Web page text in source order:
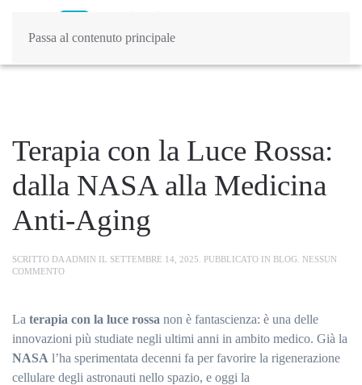
Passa al contenuto principale
Tag:terapia dolore cronico
Terapia con la Luce Rossa:
dalla NASA alla Medicina
Anti-Aging
SCRITTO DA ADMIN IL SETTEMBRE 14, 2025 . PUBBLICATO IN BLOG
NESSUN
COMMENTOSU
LUCE
DALLA
NASA
ALLA
MEDICINA
La terapia con la luce rossa non è fantascienza: è una delle
innovazioni più studiate negli ultimi anni in ambito medico. Già la
NASA l’ha sperimentata decenni fa per favorire la rigenerazione
cellulare degli astronauti nello spazio, e oggi la